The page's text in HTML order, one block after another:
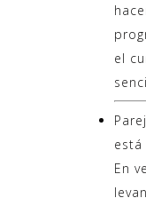
el
está
En